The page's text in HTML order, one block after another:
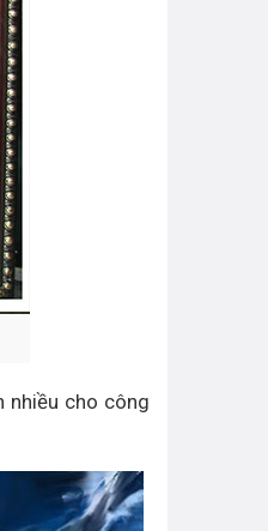
nhiều cho công